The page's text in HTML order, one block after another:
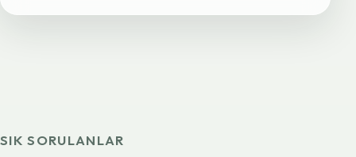
SIK SORULANLAR